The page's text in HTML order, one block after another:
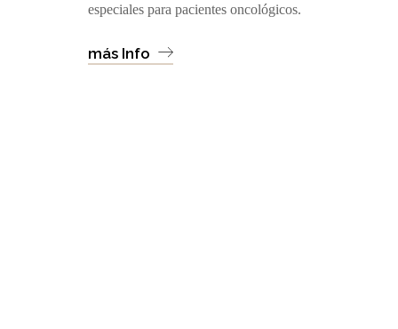
especiales para pacientes oncológicos.
más Info